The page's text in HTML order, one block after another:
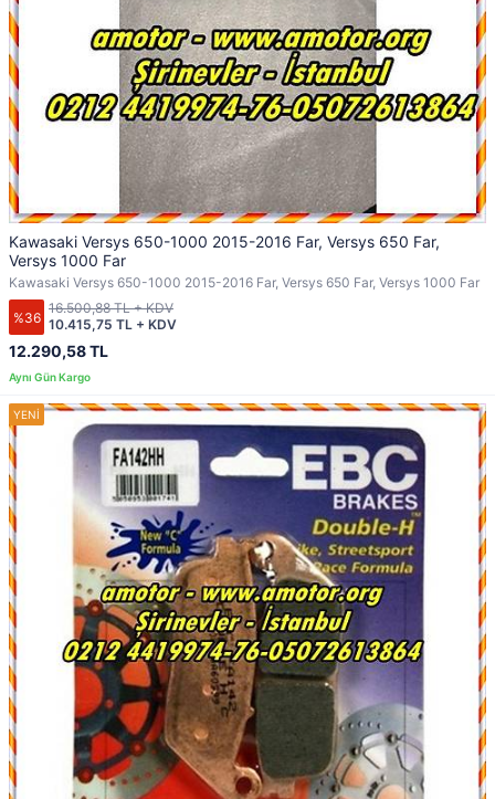
Kawasaki Versys 650-1000 2015-2016 Far, Versys 650 Far,
Versys 1000 Far
Kawasaki Versys 650-1000 2015-2016 Far, Versys 650 Far, Versys 1000 Far
%36
12.290,58 TL
10.415,75 TL + KDV
16.500,88 TL + KDV